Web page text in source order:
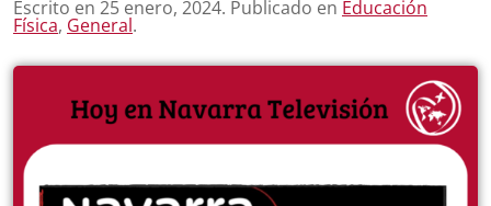
Escrito en 25 enero, 2024. Publicado en Educación
Física, General.